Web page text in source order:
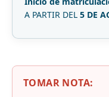
A PARTIR DEL 5 DE
TOMAR NOTA: